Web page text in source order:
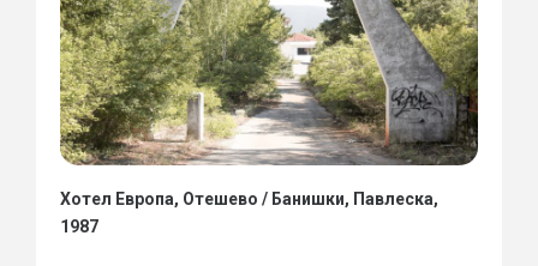
Хотел Европа, Отешево / Банишки, Павлеска,
1987